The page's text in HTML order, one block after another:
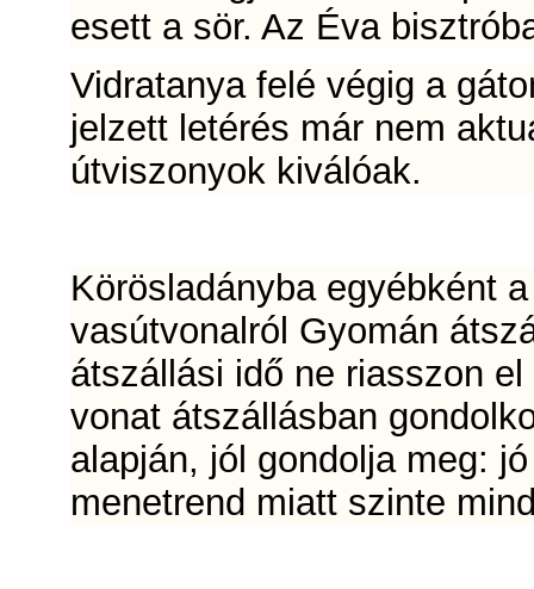
esett a sör. Az Éva
Vidratanya felé végig a
jelzett letérés már nem
útviszonyok kiválóak.
Körösladányba egyébként
vasútvonalról Gyomán
átszállási idő ne riasszon
vonat átszállásban
alapján, jól gondolja meg:
menetrend miatt szinte